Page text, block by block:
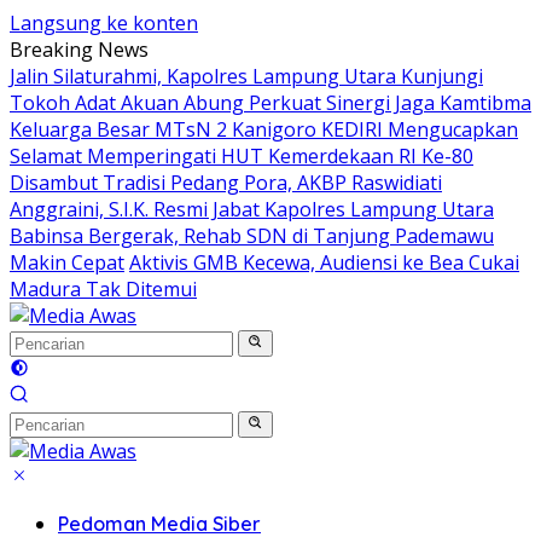
Langsung ke konten
Breaking News
Jalin Silaturahmi, Kapolres Lampung Utara Kunjungi
Tokoh Adat Akuan Abung Perkuat Sinergi Jaga Kamtibma
Keluarga Besar MTsN 2 Kanigoro KEDIRI Mengucapkan
Selamat Memperingati HUT Kemerdekaan RI Ke-80
Disambut Tradisi Pedang Pora, AKBP Raswidiati
Anggraini, S.I.K. Resmi Jabat Kapolres Lampung Utara
Babinsa Bergerak, Rehab SDN di Tanjung Pademawu
Makin CepatAktivis GMB Kecewa, Audiensi ke Bea Cukai
Madura Tak Ditemui
Pedoman Media Siber